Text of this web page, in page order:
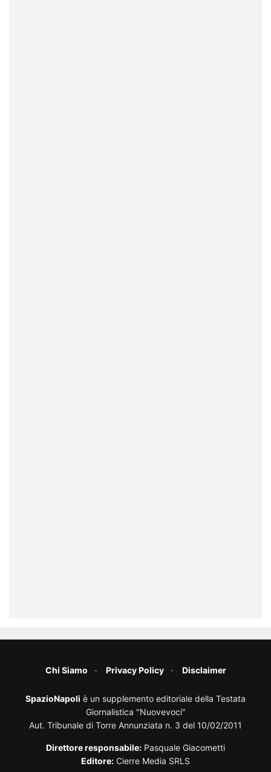
Chi Siamo Privacy Policy Disclaimer
SpazioNapoli è un supplemento editoriale della Testata
Giornalistica "Nuovevoci"
Aut. Tribunale di Torre Annunziata n. 3 del 10/02/2011
Direttore responsabile: Pasquale Giacometti
Editore: Cierre Media SRLS